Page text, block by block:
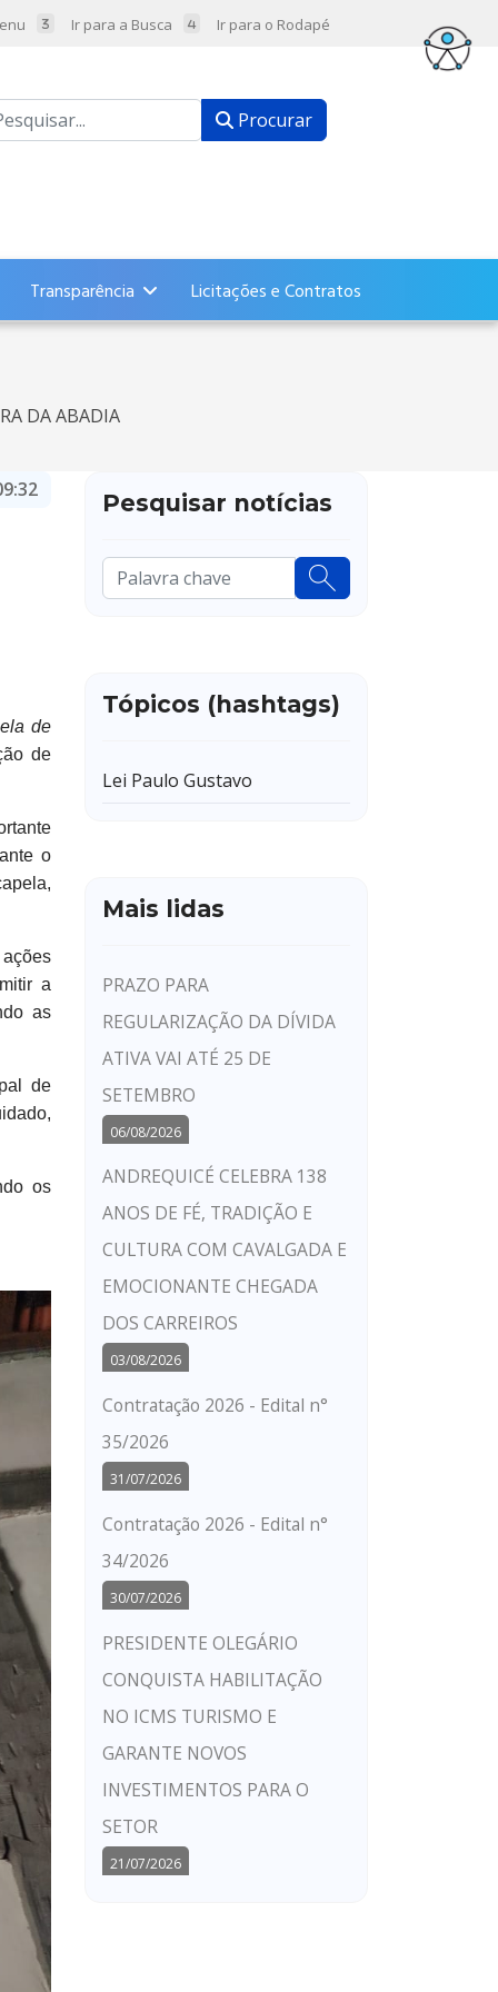
Ir para a Busca Ir para o Rodapé
Procurar
Transparência Licitações e Contratos
DA ABADIA
de
de
o
a
as
de
os
Pesquisar notícias
Pesquisar
...
Tópicos (hashtags)
Lei Paulo Gustavo
Mais lidas
PRAZO PARA
REGULARIZAÇÃO DA DÍVIDA
ATIVA VAI ATÉ 25 DE
SETEMBRO
06/08/2026
ANDREQUICÉ CELEBRA 138
ANOS DE FÉ, TRADIÇÃO E
CULTURA COM CAVALGADA E
EMOCIONANTE CHEGADA
DOS CARREIROS
03/08/2026
Contratação 2026 - Edital n°
35/2026
31/07/2026
Contratação 2026 - Edital n°
34/2026
30/07/2026
PRESIDENTE OLEGÁRIO
CONQUISTA HABILITAÇÃO
NO ICMS TURISMO E
GARANTE NOVOS
INVESTIMENTOS PARA O
SETOR
21/07/2026